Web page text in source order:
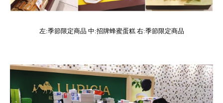
左:季節限定商品 中:招牌蜂蜜蛋糕 右:季節限定商品